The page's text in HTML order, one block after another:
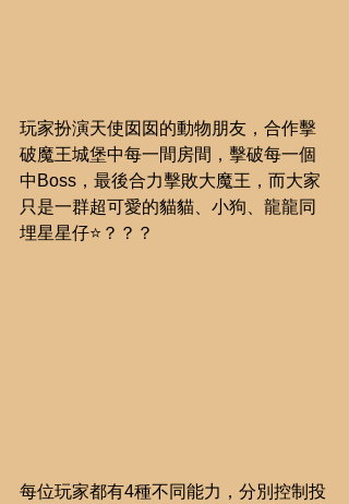
玩家扮演天使囡囡的動物朋友，合作擊
破魔王城堡中每一間房間，擊破每一個
中Boss，最後合力擊敗大魔王，而大家
只是一群超可愛的貓貓、小狗、龍龍同
埋星星仔⭐️？？？
每位玩家都有4種不同能力，分別控制投